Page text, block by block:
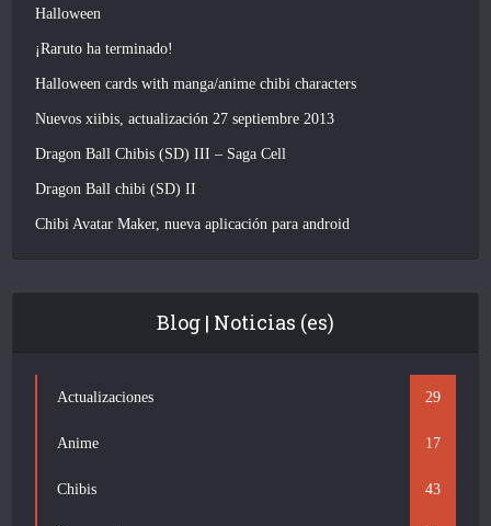
Halloween
¡Raruto ha terminado!
Halloween cards with manga/anime chibi characters
Nuevos xiibis, actualización 27 septiembre 2013
Dragon Ball Chibis (SD) III – Saga Cell
Dragon Ball chibi (SD) II
Chibi Avatar Maker, nueva aplicación para android
Blog | Noticias (es)
Actualizaciones 29
Anime 17
Chibis 43